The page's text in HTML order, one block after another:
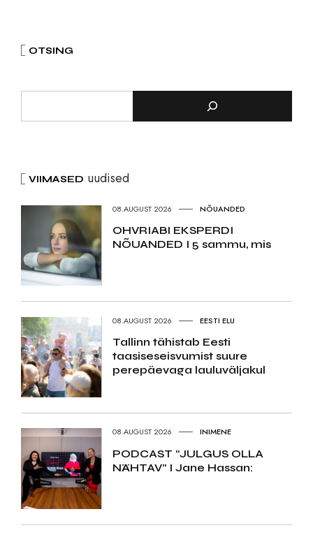
OTSING
VIIMASED uudised
08.AUGUST 2026 NÕUANDED
OHVRIABI EKSPERDI
NÕUANDED I 5 sammu, mis
08.AUGUST 2026 EESTI ELU
Tallinn tähistab Eesti
taasiseseisvumist suure
perepäevaga lauluväljakul
08.AUGUST 2026 INIMENE
PODCAST “JULGUS OLLA
NÄHTAV” I Jane Hassan: